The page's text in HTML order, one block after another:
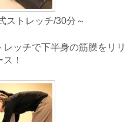
ストレッチ/30分～
ッチで下半身の筋膜をリリ
ス！